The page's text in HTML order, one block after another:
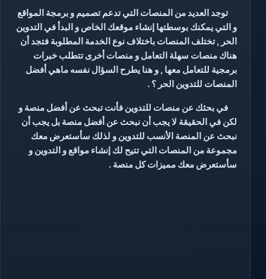
توجد العديد من المنصات التي تدعم تصميم و برمجة المواقع
و التي يمكنك بوسطتها إنشاء موقعك الخاص و البدأ في التدوين
الحر , تختلف المنصات باختلاف نوع الخدمة المطلوبة فتجد أن
هناك منصات سهلة التعامل و منصات أخرى تتطلب خبرات
برمجية للتعامل معها , و هنا يطرح السؤال نفسه ماهي أفضل
المنصات للتدوين الحر ؟ .
في بحثك عن منصات للتدوين فأنت تبحث عن أفضل منصة و
لكن في الحقيقة لا يجب أن نبحث عن أفضل منصة بل يجب أن
نبحث عن المنصة الأنسب للتدوين و لذلك سأستعرض معك
مجموعة من المنصات التي تتيح لك إنشاء مواقع و التدوين و
سأستعرض معك مميزات كل منصة .